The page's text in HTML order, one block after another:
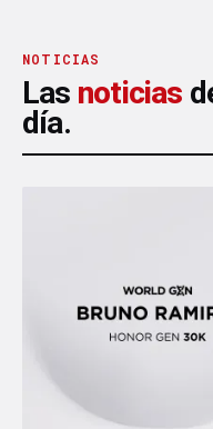
NOTICIAS
Las noticias
día.